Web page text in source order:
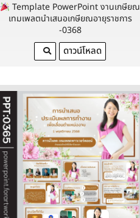
Template PowerPoint งานเกษียณ
เทมเพลตนำเสนอเกษียณอายุราชการ
-0368
ดาวน์โหลด